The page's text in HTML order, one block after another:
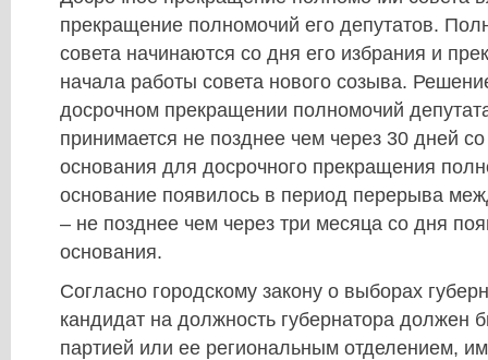
прекращение полномочий его депутатов.
совета начинаются со дня его избрания и
начала работы совета нового созыва.
досрочном прекращении полномочий
принимается не позднее чем через 30 дней
основания для досрочного прекращения
основание появилось в период перерыва
– не позднее чем через три месяца со дня
основания.
Согласно городскому закону о выборах
кандидат на должность губернатора должен
партией или ее региональным отделением,